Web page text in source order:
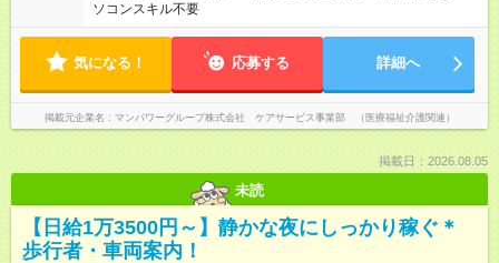
ソコンスキル不要
気になる！ 応募する 詳細へ
掲載元企業名 マンパワーグループ株式会社 ケアサービス事業部 （医療福祉介護関連）
掲載日：2026.08.05
未読
【日給1万3500円～】静かな夜にしっかり稼ぐ＊
歩行者・車両案内！